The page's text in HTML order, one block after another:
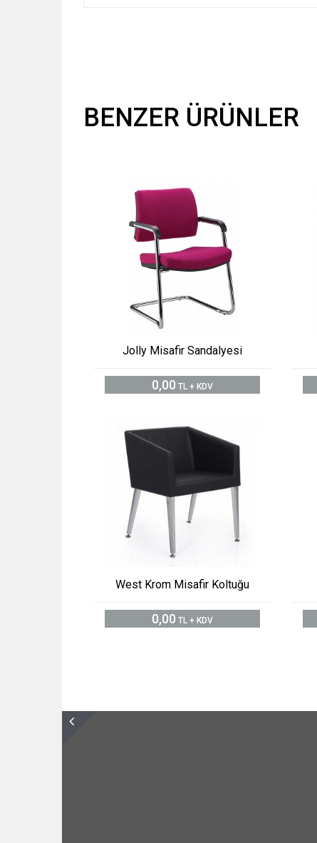
BENZER ÜRÜNLER
Jolly Misafir Sandalyesi
0,00 TL + KDV
West Krom Misafir Koltuğu
0,00 TL + KDV